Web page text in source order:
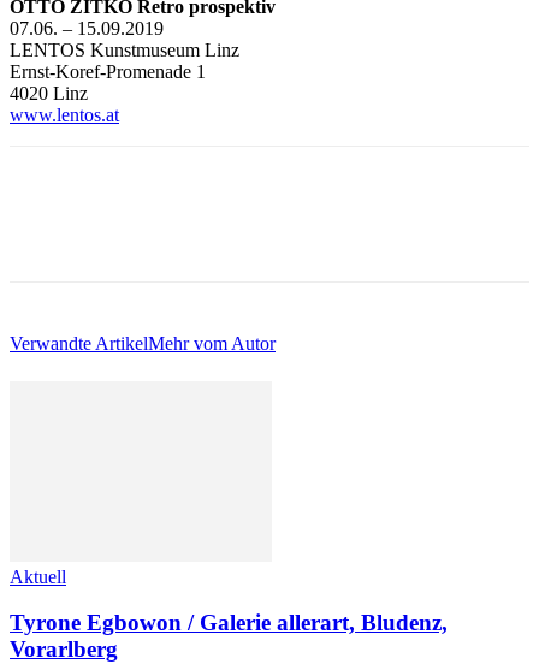
OTTO ZITKO Retro prospektiv
07.06. – 15.09.2019
LENTOS Kunstmuseum Linz
Ernst-Koref-Promenade 1
4020 Linz
www.lentos.at
Verwandte ArtikelMehr vom Autor
Aktuell
Tyrone Egbowon / Galerie allerart, Bludenz,
Vorarlberg